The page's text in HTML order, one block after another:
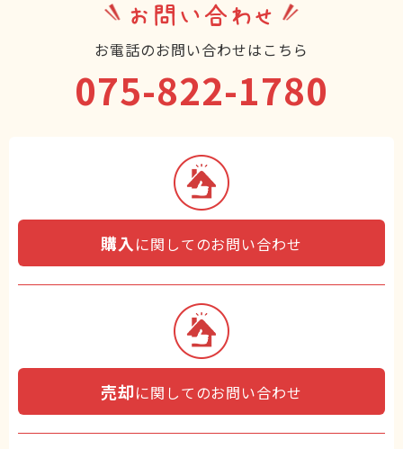
お問い合わせ
お電話のお問い合わせはこちら
075-822-1780
購入 に関してのお問い合わせ
売却に関してのお問い合わせ